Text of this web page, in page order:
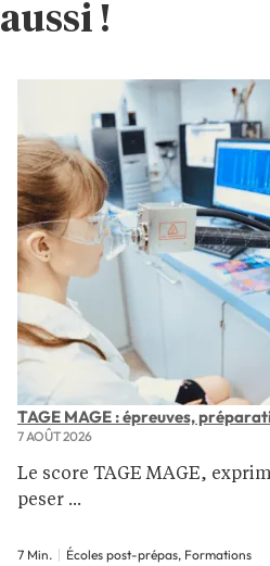
aussi !
TAGE MAGE : épreuves,
7 AOÛT 2026
Le score TAGE MAGE,
peser ...
7 Min. Écoles post-prépas, Formations